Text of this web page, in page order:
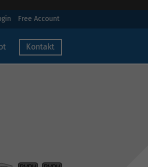
Free Account
Kontakt